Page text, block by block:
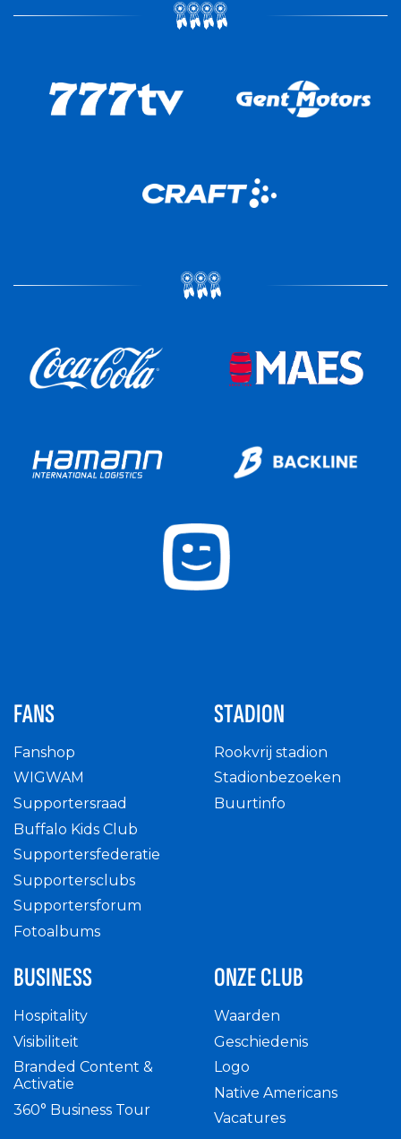
FANS
Fanshop
WIGWAM
Supportersraad
Buffalo Kids Club
Supportersfederatie
Supportersclubs
Supportersforum
Fotoalbums
STADION
Rookvrij stadion
Stadionbezoeken
Buurtinfo
BUSINESS
Hospitality
Visibiliteit
Branded Content &
Activatie
360° Business Tour
ONZE CLUB
Waarden
Geschiedenis
Logo
Native Americans
Vacatures